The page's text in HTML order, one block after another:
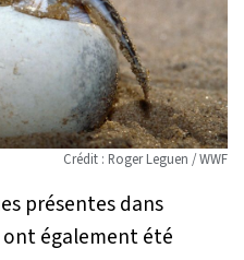
Crédit : Roger Leguen / WWF
présentes dans
également été